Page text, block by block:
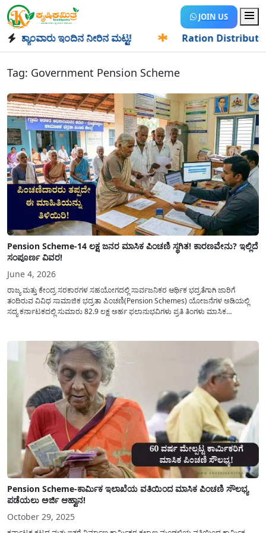
JOIN US
ಇಂದಿನ ನೀರಿನ ಮಟ್ಟ! Ration Distribution-
Tag: Government Pension Scheme
Pension Scheme-14 ಲಕ್ಷ ಜನರ ಮಾಸಿಕ ಪಿಂಚಣಿ ಸ್ಥಗಿತ! ಕಾರಣವೇನು? ಇಲ್ಲಿದೆ
ಸಂಪೂರ್ಣ ವಿವರ!
June 4, 2026
ರಾಜ್ಯ ಮತ್ತು ಕೇಂದ್ರ ಸರಕಾರಗಳ ಸಹಯೋಗದಲ್ಲಿ ಸಾರ್ವಜನಿಕರ ಆರ್ಥಿಕ ಭದ್ರತೆಗಾಗಿ ಜಾರಿಗೆ
ತಂದಿರುವ ವಿವಿಧ ಸಾಮಾಜಿಕ ಭದ್ರತಾ ಪಿಂಚಣಿ(Pension Schemes) ಯೋಜನೆಗಳ ಅಡಿಯಲ್ಲಿ
ಸದ್ಯ ಕರ್ನಾಟಕದಲ್ಲಿ ಸುಮಾರು 82.9 ಲಕ್ಷ ಅರ್ಹ ಫಲಾನುಭವಿಗಳು ಪ್ರತಿ ತಿಂಗಳು ಮಾಸಿಕ
Pension Scheme-ಕಾರ್ಮಿಕ ಇಲಾಖೆಯ ವತಿಯಿಂದ ಮಾಸಿಕ ಪಿಂಚಣಿ ಸೌಲಭ್ಯ
ಪಡೆಯಲು ಅರ್ಜಿ ಆಹ್ವಾನ!
October 29, 2025